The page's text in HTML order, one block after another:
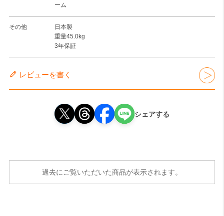
ーム
その他
日本製
重量45.0kg
3年保証
レビューを書く
シェアする
過去にご覧いただいた商品が表示されます。